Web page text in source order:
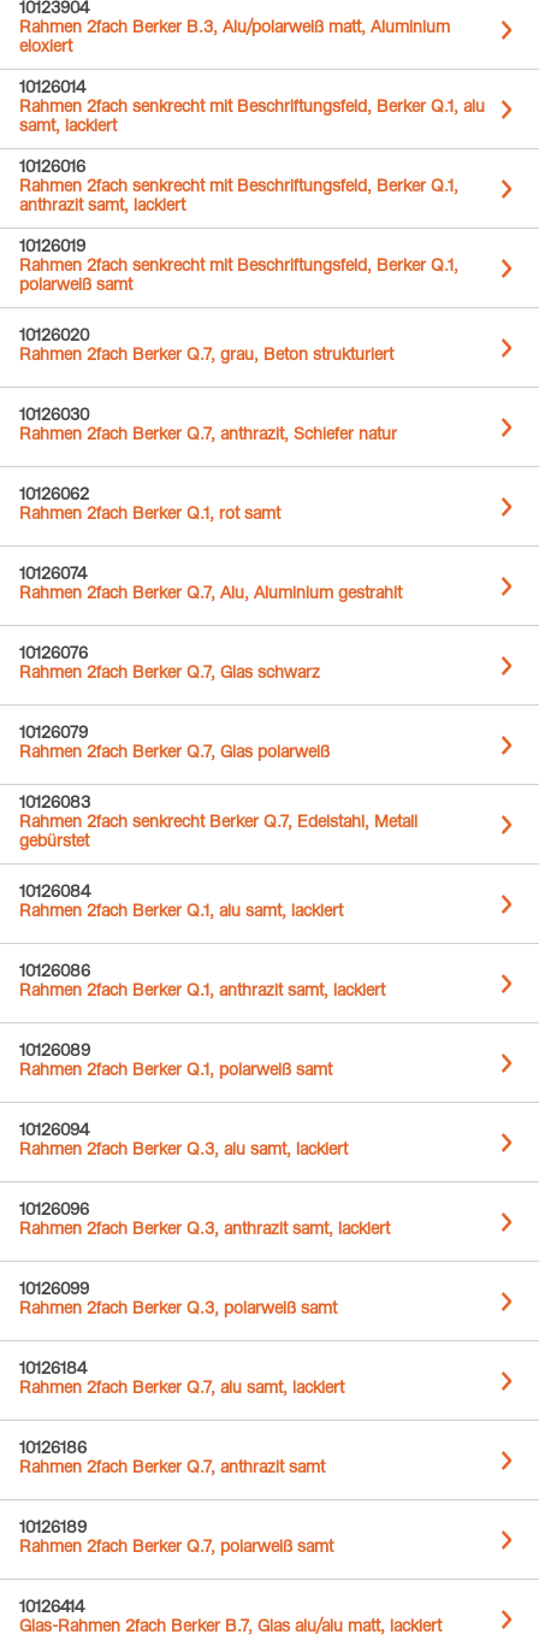
10123904
Rahmen 2fach Berker B.3, Alu/polarweiß matt, Aluminium
eloxiert
10126014
Rahmen 2fach senkrecht mit Beschriftungsfeld, Berker Q.1, alu
samt, lackiert
10126016
Rahmen 2fach senkrecht mit Beschriftungsfeld, Berker Q.1,
anthrazit samt, lackiert
10126019
Rahmen 2fach senkrecht mit Beschriftungsfeld, Berker Q.1,
polarweiß samt
10126020
Rahmen 2fach Berker Q.7, grau, Beton strukturiert
10126030
Rahmen 2fach Berker Q.7, anthrazit, Schiefer natur
10126062
Rahmen 2fach Berker Q.1, rot samt
10126074
Rahmen 2fach Berker Q.7, Alu, Aluminium gestrahlt
10126076
Rahmen 2fach Berker Q.7, Glas schwarz
10126079
Rahmen 2fach Berker Q.7, Glas polarweiß
10126083
Rahmen 2fach senkrecht Berker Q.7, Edelstahl, Metall
gebürstet
10126084
Rahmen 2fach Berker Q.1, alu samt, lackiert
10126086
Rahmen 2fach Berker Q.1, anthrazit samt, lackiert
10126089
Rahmen 2fach Berker Q.1, polarweiß samt
10126094
Rahmen 2fach Berker Q.3, alu samt, lackiert
10126096
Rahmen 2fach Berker Q.3, anthrazit samt, lackiert
10126099
Rahmen 2fach Berker Q.3, polarweiß samt
10126184
Rahmen 2fach Berker Q.7, alu samt, lackiert
10126186
Rahmen 2fach Berker Q.7, anthrazit samt
10126189
Rahmen 2fach Berker Q.7, polarweiß samt
10126414
Glas-Rahmen 2fach Berker B.7, Glas alu/alu matt, lackiert